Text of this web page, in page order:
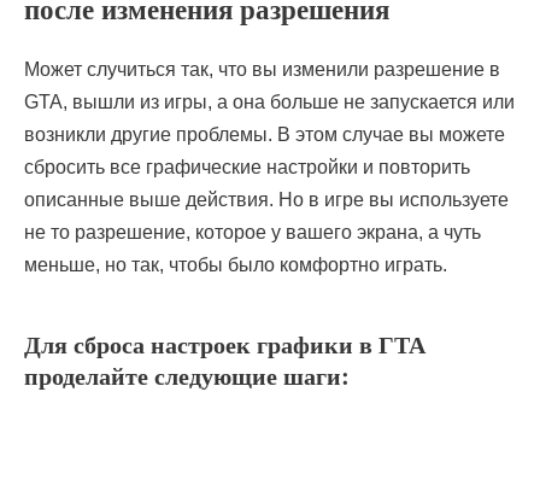
после изменения разрешения
Может случиться так, что вы изменили разрешение в
GTA, вышли из игры, а она больше не запускается или
возникли другие проблемы. В этом случае вы можете
сбросить все графические настройки и повторить
описанные выше действия. Но в игре вы используете
не то разрешение, которое у вашего экрана, а чуть
меньше, но так, чтобы было комфортно играть.
Для сброса настроек графики в ГТА
проделайте следующие шаги: